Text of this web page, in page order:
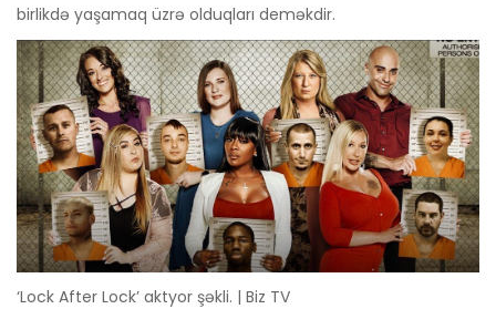
birlikdə yaşamaq üzrə olduqları deməkdir.
‘Lock After Lock’ aktyor şəkli. | Biz TV